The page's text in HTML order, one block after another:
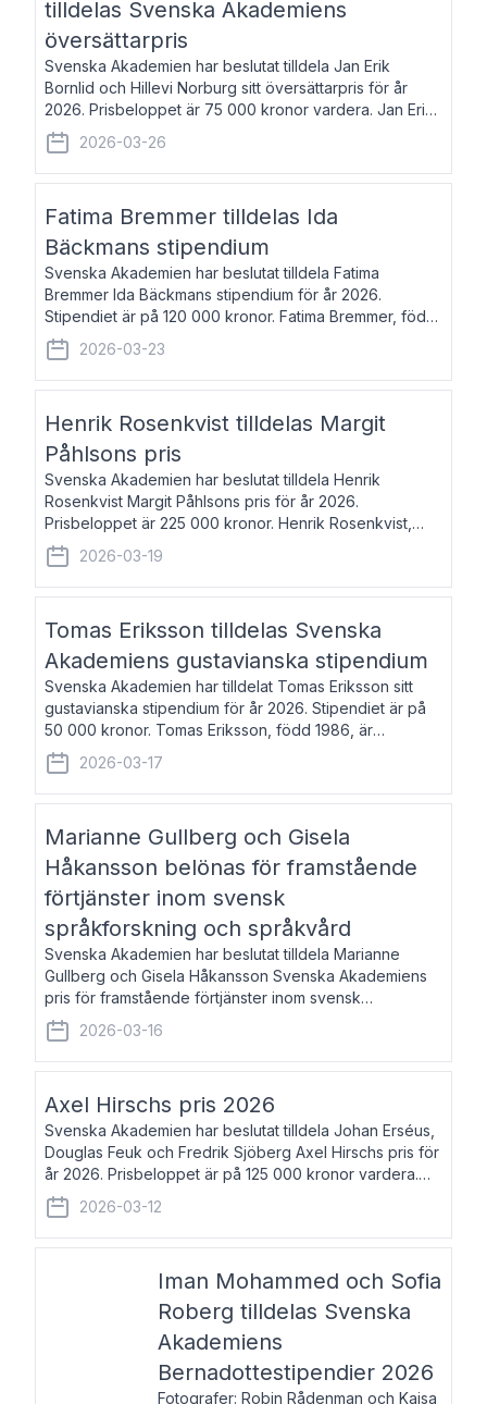
tilldelas Svenska Akademiens
översättarpris
Svenska Akademien har beslutat tilldela Jan Erik
Bornlid och Hillevi Norburg sitt översättarpris för år
2026. Prisbeloppet är 75 000 kronor vardera. Jan Erik
Bornlid, född 1947, är översättare från tyska. Han är
främst känd för sina översät
2026-03-26
Fatima Bremmer tilldelas Ida
Bäckmans stipendium
Svenska Akademien har beslutat tilldela Fatima
Bremmer Ida Bäckmans stipendium för år 2026.
Stipendiet är på 120 000 kronor. Fatima Bremmer, född
1977, är journalist och författare. Hon utkom i fjol med
boken Ligan. Klarakvarterens blodsyst
2026-03-23
Henrik Rosenkvist tilldelas Margit
Påhlsons pris
Svenska Akademien har beslutat tilldela Henrik
Rosenkvist Margit Påhlsons pris för år 2026.
Prisbeloppet är 225 000 kronor. Henrik Rosenkvist,
född 1965, är professor i nordiska språk vid Göteborgs
universitet. Han disputerade 2004 på avhan
2026-03-19
Tomas Eriksson tilldelas Svenska
Akademiens gustavianska stipendium
Svenska Akademien har tilldelat Tomas Eriksson sitt
gustavianska stipendium för år 2026. Stipendiet är på
50 000 kronor. Tomas Eriksson, född 1986, är
projektledare inom marknadsföring och författare och
utkom i fjol med boken Syndabocken.
2026-03-17
Marianne Gullberg och Gisela
Håkansson belönas för framstående
förtjänster inom svensk
språkforskning och språkvård
Svenska Akademien har beslutat tilldela Marianne
Gullberg och Gisela Håkansson Svenska Akademiens
pris för framstående förtjänster inom svensk
språkforskning och språkvård till minne av Carl Gabriel
och Karin Forsberg för år 2026. Prissumma
2026-03-16
Axel Hirschs pris 2026
Svenska Akademien har beslutat tilldela Johan Erséus,
Douglas Feuk och Fredrik Sjöberg Axel Hirschs pris för
år 2026. Prisbeloppet är på 125 000 kronor vardera.
Johan Erséus, född 1959, är fackboksförfattare och
journalist med mångårigt för
2026-03-12
Iman Mohammed och Sofia
Roberg tilldelas Svenska
Akademiens
Bernadottestipendier 2026
Fotografer: Robin Rådenman och Kajsa